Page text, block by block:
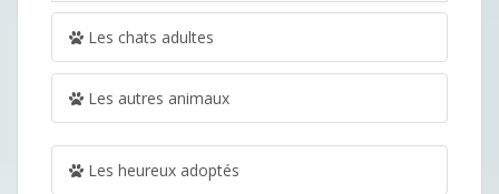
Les chats adultes
Les autres animaux
Les heureux adoptés